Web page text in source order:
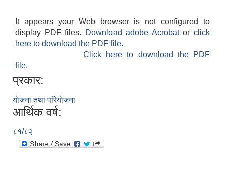
It appears your Web browser is not configured to
display PDF files.
Download adobe Acrobatorclick
here to download the PDF file.
Click here to download the PDF
file.
प्रकार:
योजना तथा परियोजना
आर्थिक वर्ष:
८१/८२